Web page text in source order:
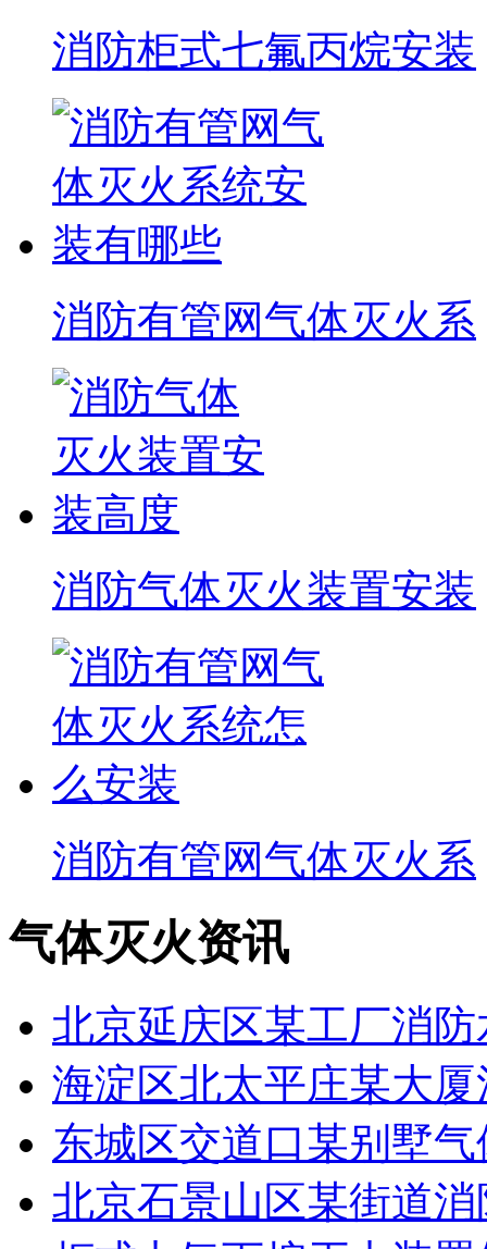
消防柜式七氟丙烷安装
消防有管网气体灭火系
消防气体灭火装置安装
消防有管网气体灭火系
气体灭火资讯
北京延庆区某工厂消
海淀区北太平庄某大
东城区交道口某别墅
北京石景山区某街道